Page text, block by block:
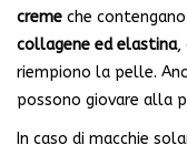
creme che
collagene ed elastina,
riempiono la pelle.
possono giovare alla
In caso di macchie